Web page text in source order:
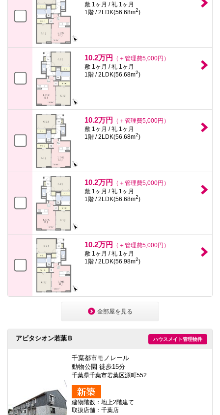
敷 1ヶ月 / 礼 1ヶ月
1階 / 2LDK(56.68m2)
10.2万円
（＋管理費5,000円）
敷 1ヶ月 / 礼 1ヶ月
1階 / 2LDK(56.68m2)
10.2万円
（＋管理費5,000円）
敷 1ヶ月 / 礼 1ヶ月
1階 / 2LDK(56.68m2)
10.2万円
（＋管理費5,000円）
敷 1ヶ月 / 礼 1ヶ月
1階 / 2LDK(56.68m2)
10.2万円
（＋管理費5,000円）
敷 1ヶ月 / 礼 1ヶ月
1階 / 2LDK(56.98m2)
全部屋を見る
ハウスメイト管理物件
アビタシオン若葉Ｂ
千葉都市モノレール
動物公園 徒歩15分
千葉県千葉市若葉区源町552
建物階数：地上2階建て
取扱店舗：千葉店